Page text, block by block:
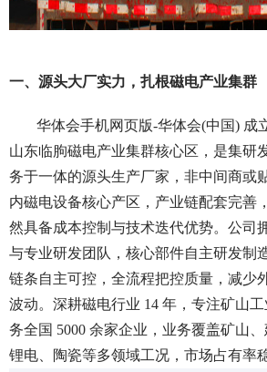
一、源头大厂实力，扎根磁电产业集群
华体会手机网页版-华体会(中国) 成
山东临朐磁电产业集群核心区，是集研
务于一体的源头生产厂家，非中间商或
内磁电设备核心产区，产业链配套完善
然具备成本控制与技术迭代优势。公司
与专业研发团队，核心部件自主研发制
链条自主可控，全流程把控质量，减少
波动。深耕磁电行业 14 年，专注矿山
务全国 5000 余家企业，业务覆盖矿山、
锂电、陶瓷等多领域工况，市场占有率